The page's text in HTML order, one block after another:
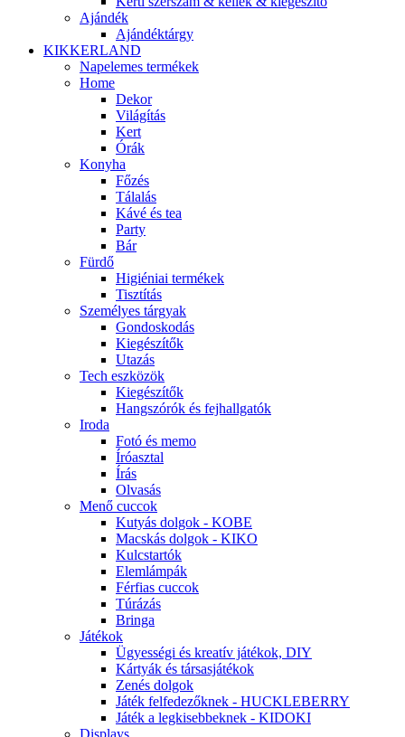
Ajándék
Ajándéktárgy
KIKKERLAND
Napelemes termékek
Home
Dekor
Világítás
Kert
Órák
Konyha
Főzés
Tálalás
Kávé és tea
Party
Bár
Fürdő
Higiéniai termékek
Tisztítás
Személyes tárgyak
Gondoskodás
Kiegészítők
Utazás
Tech eszközök
Kiegészítők
Hangszórók és fejhallgatók
Iroda
Fotó és memo
Íróasztal
Írás
Olvasás
Menő cuccok
Kutyás dolgok - KOBE
Macskás dolgok - KIKO
Kulcstartók
Elemlámpák
Férfias cuccok
Túrázás
Bringa
Játékok
Ügyességi és kreatív játékok, DIY
Kártyák és társasjátékok
Zenés dolgok
Játék felfedezőknek - HUCKLEBERRY
Játék a legkisebbeknek - KIDOKI